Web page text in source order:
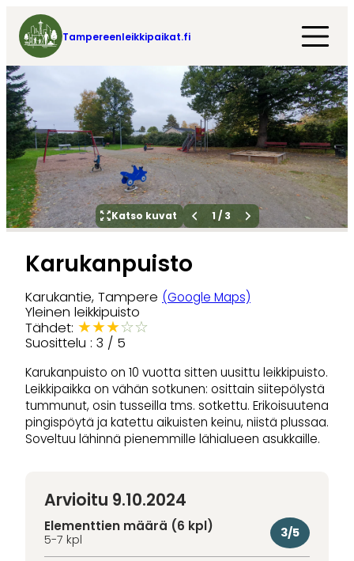
Tampereenleikkipaikat.fi
Katso kuvat 1 / 3
Karukanpuisto
Karukantie, Tampere (Google Maps)
Yleinen leikkipuisto
Tähdet: ★★★☆☆
Suosittelu : 3 / 5
Karukanpuisto on 10 vuotta sitten uusittu leikkipuisto.
Leikkipaikka on vähän sotkunen: osittain siitepölystä
tummunut, osin tusseilla tms. sotkettu. Erikoisuutena
pingispöytä ja katettu aikuisten keinu, niistä plussaa.
Soveltuu lähinnä pienemmille lähialueen asukkaille.
Arvioitu 9.10.2024
Elementtien määrä (6 kpl)
5-7 kpl 3/5